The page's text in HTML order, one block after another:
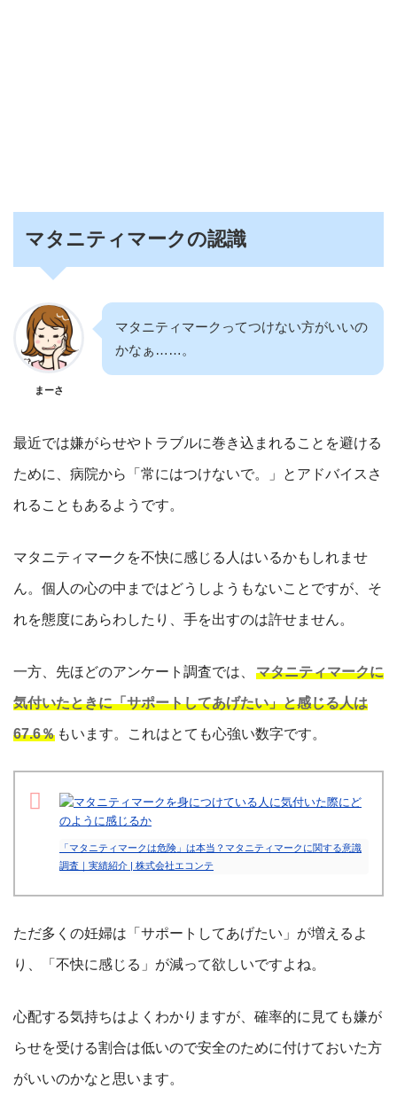
マタニティマークの認識
まーさ
マタニティマークってつけない方がいいの
かなぁ……。
最近では嫌がらせやトラブルに巻き込まれることを避ける
ために、病院から「常にはつけないで。」とアドバイスさ
れることもあるようです。
マタニティマークを不快に感じる人はいるかもしれませ
ん。個人の心の中まではどうしようもないことですが、そ
れを態度にあらわしたり、手を出すのは許せません。
一方、先ほどのアンケート調査では、 マタニティマークに
気付いたときに「サポートしてあげたい」と感じる人は
67.6％ もいます。これはとても心強い数字です。
「マタニティマークは危険」は本当？マタニティマークに関する意識
調査｜実績紹介 | 株式会社エコンテ
ただ多くの妊婦は「サポートしてあげたい」が増えるよ
り、「不快に感じる」が減って欲しいですよね。
心配する気持ちはよくわかりますが、確率的に見ても嫌が
らせを受ける割合は低いので安全のために付けておいた方
がいいのかなと思います。